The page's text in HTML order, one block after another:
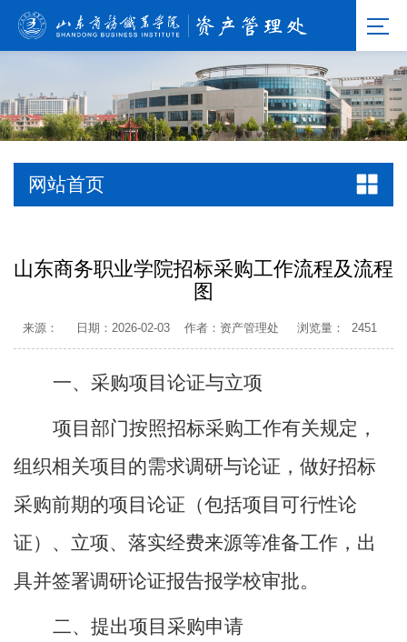
网站首页
山东商务职业学院招标采购工作流程及流程
图
来源： 日期：2026-02-03 作者：资产管理处 浏览量： 2451
一、采购项目论证与立项
项目部门按照招标采购工作有关规定，
组织相关项目的需求调研与论证，做好招标
采购前期的项目论证（包括项目可行性论
证）、立项、落实经费来源等准备工作，出
具并签署调研论证报告报学校审批。
二、提出项目采购申请